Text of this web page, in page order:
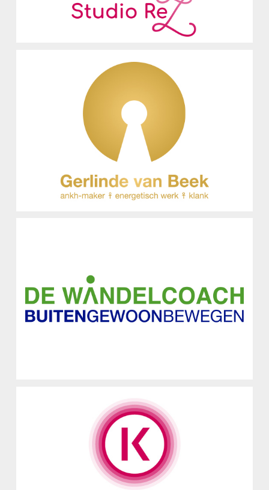
Gerlinde van Beek
Logo Ontwerp
De Wandelcoach
Logo Ontwerp
De Kernfactor
Huisstijl